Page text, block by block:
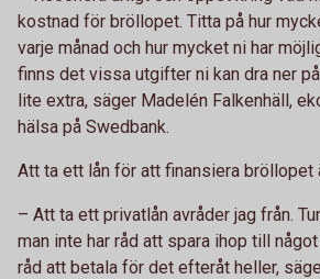
kostnad för bröllopet. Titta på hur
varje månad och hur mycket ni har
finns det vissa utgifter ni kan dra ner
lite extra, säger Madelén Falkenhäll,
hälsa på Swedbank.
Att ta ett lån för att finansiera bröllopet
– Att ta ett privatlån avråder jag från.
man inte har råd att spara ihop till
råd att betala för det efteråt heller,